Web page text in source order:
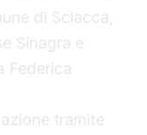
di Sciacca,
Sinagra e
Federica
tramite